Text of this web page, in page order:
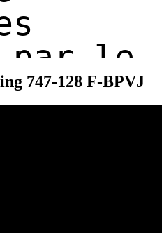
747-128 F-BPVJ